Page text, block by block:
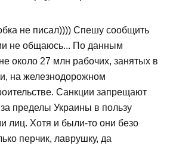
не писал)))) Спешу сообщить
не общаюсь... По данным
около 27 млн рабочих, занятых в
на железнодорожном
Санкции запрещают
пределы Украины в пользу
лиц. Хотя и были-то они безо
перчик, лаврушку, да